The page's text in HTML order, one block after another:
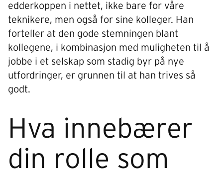
edderkoppen i nettet, ikke bare for våre
teknikere, men også for sine kolleger. Han
forteller at den gode stemningen blant
kollegene, i kombinasjon med muligheten til å
jobbe i et selskap som stadig byr på nye
utfordringer, er grunnen til at han trives så
godt.
Hva innebærer
din rolle som